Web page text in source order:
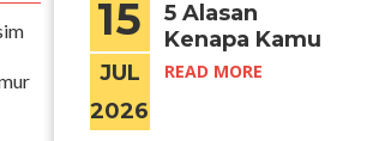
15
JUL
2026
5 Alasan
Kenapa Kamu
Harus ke
READ MORE